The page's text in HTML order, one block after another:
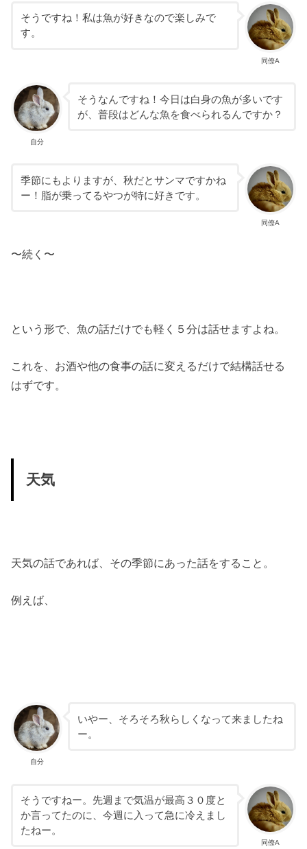
同僚A
そうですね！私は魚が好きなので楽しみで
す。
自分
そうなんですね！今日は白身の魚が多いです
が、普段はどんな魚を食べられるんですか？
同僚A
季節にもよりますが、秋だとサンマですかね
ー！脂が乗ってるやつが特に好きです。
〜続く〜
という形で、魚の話だけでも軽く５分は話せますよね。
これを、お酒や他の食事の話に変えるだけで結構話せる
はずです。
天気
天気の話であれば、その季節にあった話をすること。
例えば、
自分
いやー、そろそろ秋らしくなって来ましたね
ー。
同僚A
そうですねー。先週まで気温が最高３０度と
か言ってたのに、今週に入って急に冷えまし
たねー。